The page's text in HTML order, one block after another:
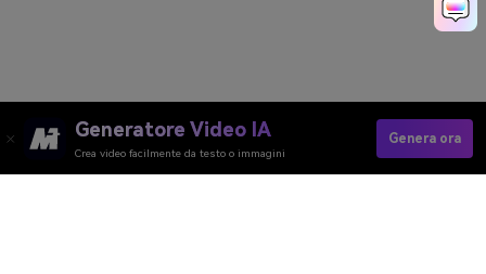
Generatore Video IA
Crea video facilmente da testo o immagini
Genera ora